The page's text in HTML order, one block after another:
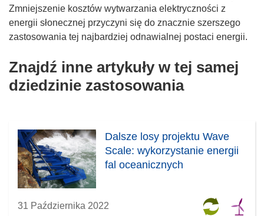
n
o
w
m
o
k
e
)
Zmniejszenie kosztów wytwarzania elektryczności z
energii słonecznej przyczyni się do znacznie szerszego
zastosowania tej najbardziej odnawialnej postaci energii.
Znajdź inne artykuły w tej samej
dziedzinie zastosowania
Dalsze losy projektu Wave
Scale: wykorzystanie energii
fal oceanicznych
31 Października 2022